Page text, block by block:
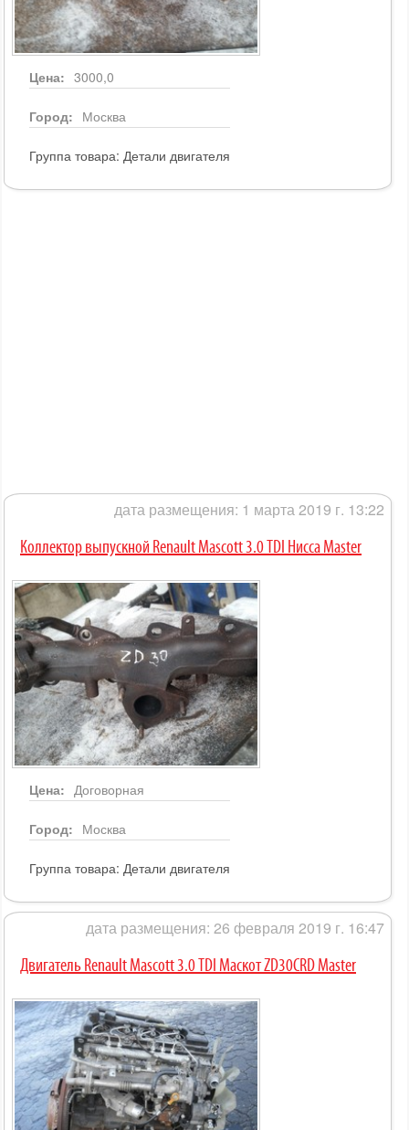
Цена: 3000,0
Город: Москва
Группа товара: Детали двигателя
дата размещения: 1 марта 2019 г. 13:22
Коллектор выпускной Renault Mascott 3.0 TDI Нисса Master
Цена: Договорная
Город: Москва
Группа товара: Детали двигателя
дата размещения: 26 февраля 2019 г. 16:47
Двигатель Renault Mascott 3.0 TDI Маскот ZD30CRD Master